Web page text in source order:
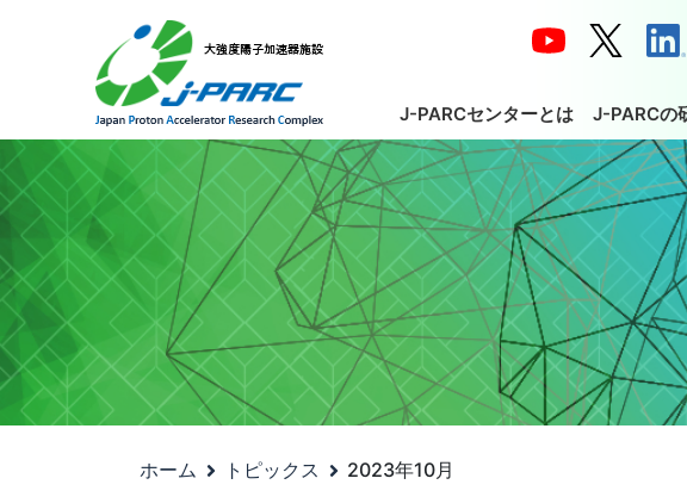
J-PARCセンターとは J-PARCの
ホーム トピックス 2023年10月